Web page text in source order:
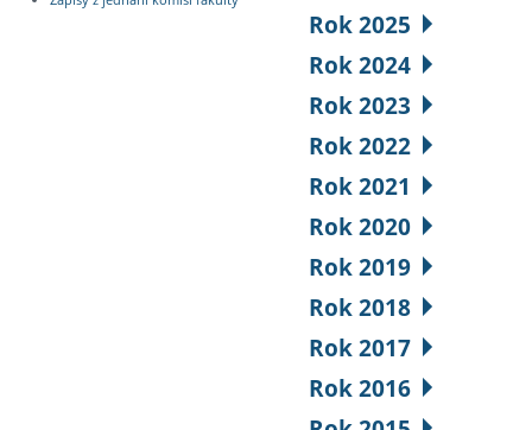
Rok 2025
Rok 2024
Rok 2023
Rok 2022
Rok 2021
Rok 2020
Rok 2019
Rok 2018
Rok 2017
Rok 2016